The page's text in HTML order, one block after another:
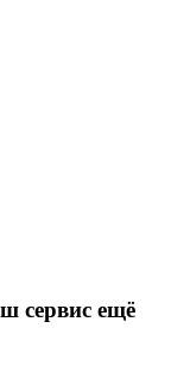
сервис ещё